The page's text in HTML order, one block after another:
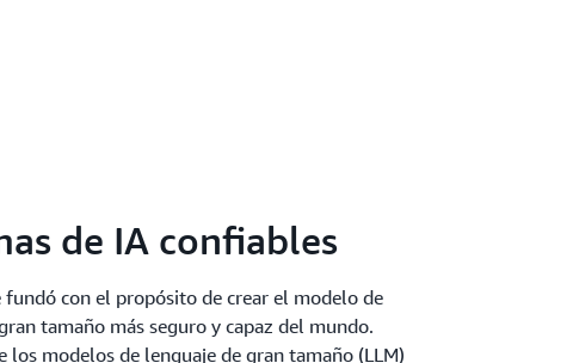
de IA confiables
fundó con el propósito de crear el modelo de
tamaño más seguro y capaz del mundo.
los modelos de lenguaje de gran tamaño (LLM)